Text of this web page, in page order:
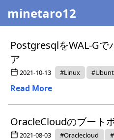
minetaro12
PostgresqlをWAL-Gで
ア
2021-10-13 #Linux
Read More
OracleCloudのブート
2021-08-03 #Oraclecloud